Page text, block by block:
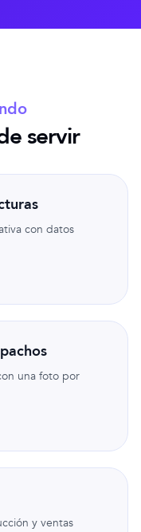
servir
con datos
una foto por
y ventas